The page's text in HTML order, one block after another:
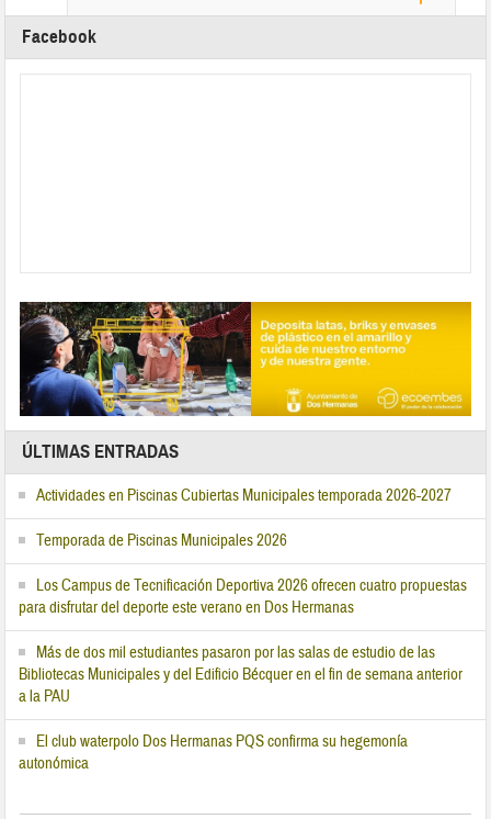
Facebook
ÚLTIMAS ENTRADAS
Actividades en Piscinas Cubiertas Municipales temporada 2026-2027
Temporada de Piscinas Municipales 2026
Los Campus de Tecnificación Deportiva 2026 ofrecen cuatro propuestas
para disfrutar del deporte este verano en Dos Hermanas
Más de dos mil estudiantes pasaron por las salas de estudio de las
Bibliotecas Municipales y del Edificio Bécquer en el fin de semana anterior
a la PAU
El club waterpolo Dos Hermanas PQS confirma su hegemonía
autonómica